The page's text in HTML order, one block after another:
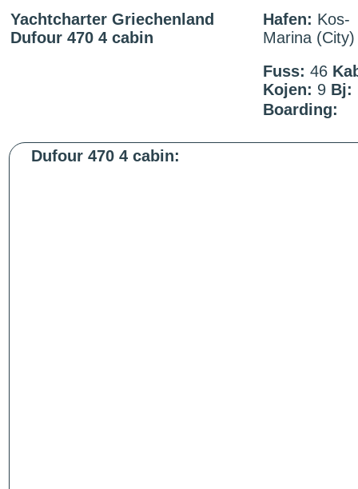
Yachtcharter Griechenland
Dufour 470 4 cabin
Hafen: Kos-
Marina (City)
Fuss: 46
Kojen: 9 Bj:
Boarding:
Dufour 470 4 cabin: